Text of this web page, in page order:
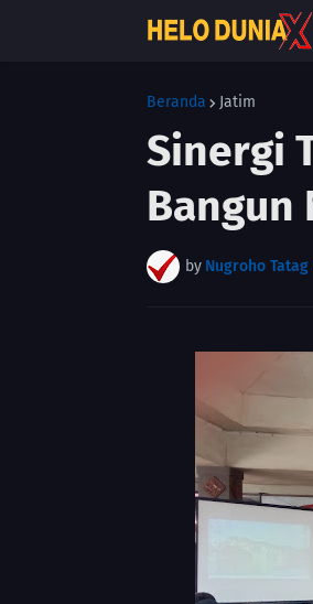
Beranda Jatim
Sinergi
Bangun
by Nugroho Tatag